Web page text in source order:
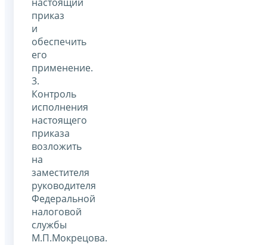
приказ
и
обеспечить
его
применение.
3.
Контроль
исполнения
настоящего
приказа
возложить
на
заместителя
руководителя
Федеральной
налоговой
службы
М.П.Мокрецова.